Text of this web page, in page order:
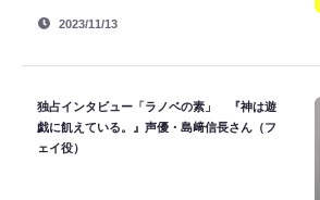
2023/11/13
独占インタビュー「ラノベの素」 『神は遊
戯に飢えている。』声優・島﨑信長さん（フ
ェイ役）